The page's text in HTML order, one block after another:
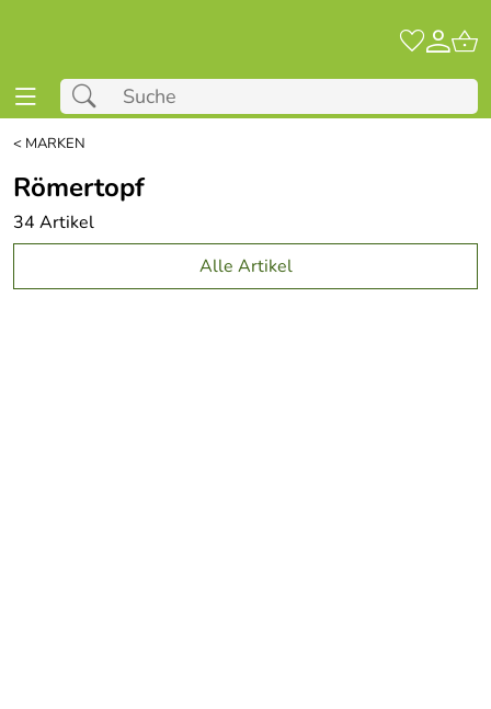
< MARKEN
Römertopf
34 Artikel
Alle Artikel